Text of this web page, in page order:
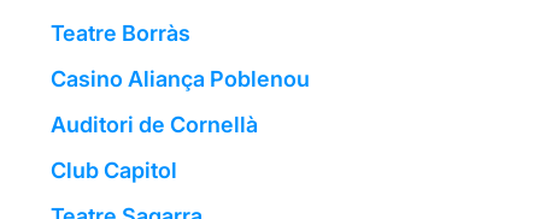
Teatre Borràs
Casino Aliança Poblenou
Auditori de Cornellà
Club Capitol